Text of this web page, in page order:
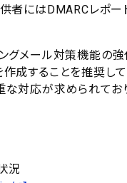
者にはDMARCレポ
グメール対策機能の
成することを推奨して
な対応が求められて
況